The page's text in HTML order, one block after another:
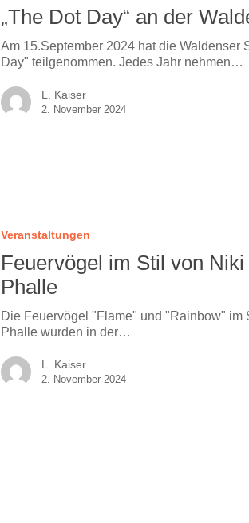
„The Dot Day“ an der
Am 15.September 2024 hat die Waldenser
Day" teilgenommen. Jedes Jahr nehmen…
L. Kaiser
2. November 2024
Veranstaltungen
Feuervögel im Stil von
Phalle
Die Feuervögel "Flame" und "Rainbow" im
Phalle wurden in der…
L. Kaiser
2. November 2024